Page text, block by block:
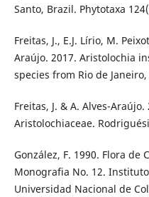
Santo, Brazil. Phytotaxa
Freitas, J., E.J. Lírio, M.
Araújo. 2017. Aristolochia
species from Rio de
Freitas, J. & A. Alves-
Aristolochiaceae.
González, F. 1990. Flora de
Monografia No. 12.
Universidad Nacional de